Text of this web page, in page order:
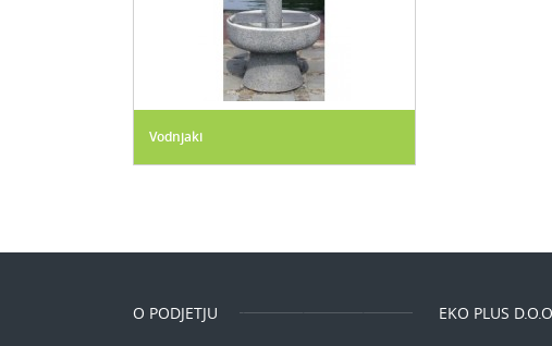
Vodnjaki
O PODJETJU EKO PLUS